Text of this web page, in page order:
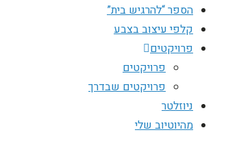
הספר “להרגיש בית”
קלפי עיצוב בצבע
פרויקטים
פרויקטים
פרויקטים שבדרך
ניוזלטר
מהיוטיוב שלי